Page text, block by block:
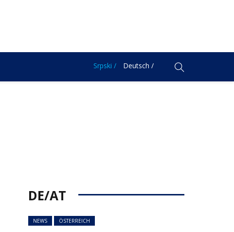
Srpski / Deutsch /
DE/AT
NEWS ÖSTERREICH